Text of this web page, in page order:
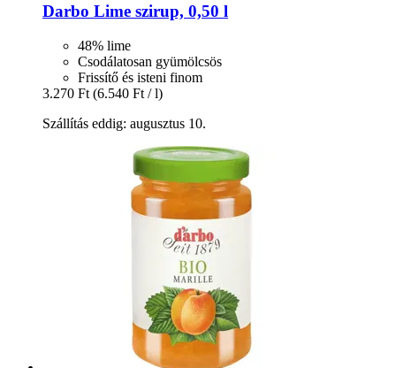
Darbo Lime szirup, 0,50 l
48% lime
Csodálatosan gyümölcsös
Frissítő és isteni finom
3.270 Ft (6.540 Ft / l)
Szállítás eddig: augusztus 10.